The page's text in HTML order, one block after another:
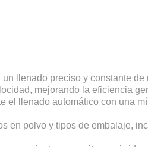
llenado preciso y constante de
mejorando la eficiencia
el llenado automático con una
en polvo y tipos de embalaje,